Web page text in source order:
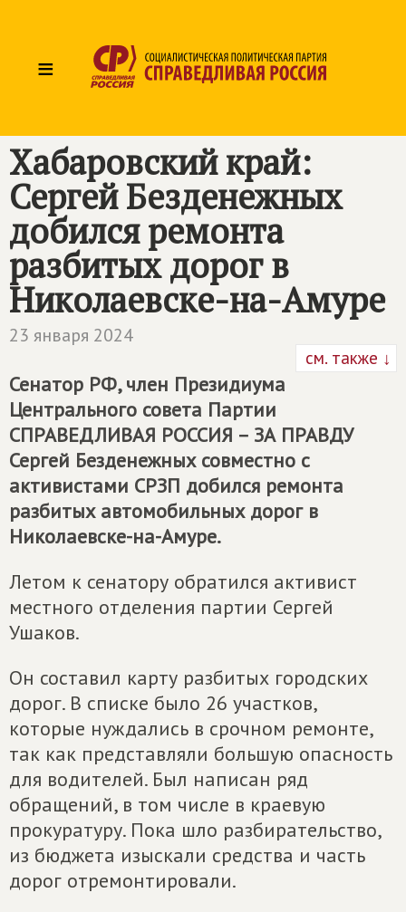
≡
Хабаровский край:
Сергей Безденежных
добился ремонта
разбитых дорог в
Николаевске-на-Амуре
23 января 2024
см. также ↓
Сенатор РФ, член Президиума
Центрального совета Партии
СПРАВЕДЛИВАЯ РОССИЯ – ЗА ПРАВДУ
Сергей Безденежных совместно с
активистами СРЗП добился ремонта
разбитых автомобильных дорог в
Николаевске-на-Амуре.
Летом к сенатору обратился активист
местного отделения партии Сергей
Ушаков.
Он составил карту разбитых городских
дорог. В списке было 26 участков,
которые нуждались в срочном ремонте,
так как представляли большую опасность
для водителей. Был написан ряд
обращений, в том числе в краевую
прокуратуру. Пока шло разбирательство,
из бюджета изыскали средства и часть
дорог отремонтировали.